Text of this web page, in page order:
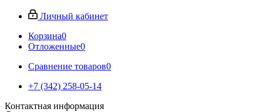
Личный кабинет
Корзина0
Отложенные0
Сравнение товаров0
+7 (342) 258-05-14
Контактная информация